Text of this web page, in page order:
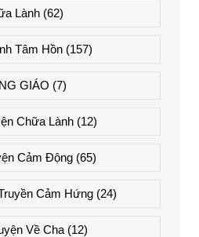
Lành (62)
Tâm Hồn(157)
GIÁO (7)
Chữa Lành (12)
Cảm Động (65)
Cảm Hứng(24)
Về Cha (12)